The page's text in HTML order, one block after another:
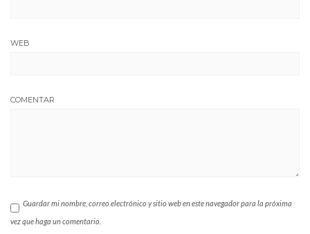
WEB
COMENTAR
Guardar mi nombre, correo electrónico y sitio web en este navegador para la próxima
vez que haga un comentario.